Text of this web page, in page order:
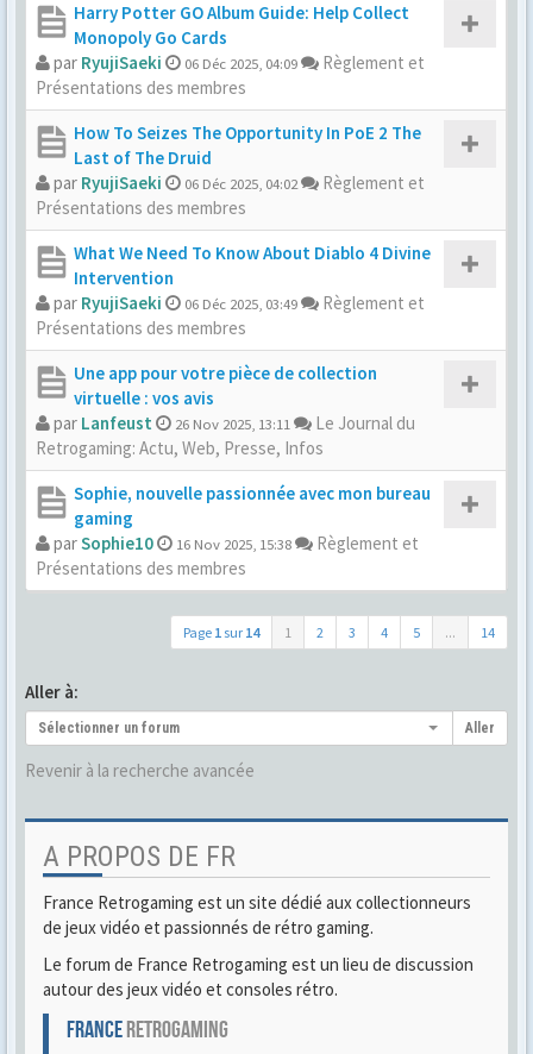
Harry Potter GO Album Guide: Help Collect
Monopoly Go Cards
par RyujiSaeki 06 Déc 2025, 04:09
Règlement et
Présentations des membres
How To Seizes The Opportunity In PoE 2 The
Last of The Druid
par RyujiSaeki 06 Déc 2025, 04:02
Règlement et
Présentations des membres
What We Need To Know About Diablo 4 Divine
Intervention
par RyujiSaeki 06 Déc 2025, 03:49
Règlement et
Présentations des membres
Une app pour votre pièce de collection
virtuelle : vos avis
par Lanfeust 26 Nov 2025, 13:11
Le Journal du
Retrogaming: Actu, Web, Presse, Infos
Sophie, nouvelle passionnée avec mon bureau
gaming
parSophie10 16 Nov 2025, 15:38
Règlement et
Présentations des membres
Page 1 sur 14 1 2 3 4 5 ... 14
Aller à:
Sélectionner un forum Aller
Revenir à la recherche avancée
A PROPOS DE FR
France Retrogaming est un site dédié aux collectionneurs
de jeux vidéo et passionnés de rétro gaming.
Le forum de France Retrogaming est un lieu de discussion
autour des jeux vidéo et consoles rétro.
FRANCERETROGAMING